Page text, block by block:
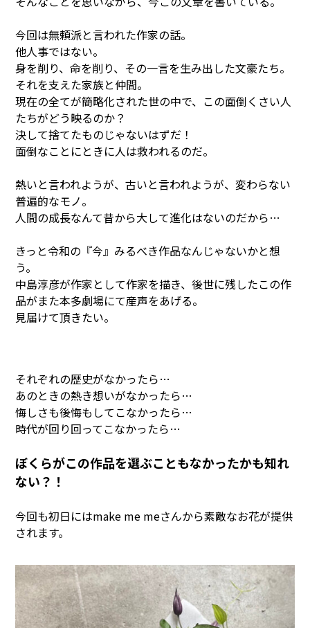
今回は無頼派と言われた作家の話。
他人事ではない。
身を削り、命を削り、その一言を生み出した文豪たち。
それを支えた家族と仲間。
現在の全てが簡略化された世の中で、この面倒くさい人
たちがどう映るのか？
決して捨てたものじゃないはずだ！
面倒なことにときに人は救われるのだ。
熱いと言われようが、古いと言われようが、変わらない
普遍的なモノ。
人間の成長なんて昔から大して進化はないのだから…
きっと令和の『今』みるべき作品なんじゃないかと想
う。
中島淳彦が作家として作家を描き、後世に残したこの作
品がまた本多劇場にて産声をあげる。
見届けて頂きたい。
それぞれの歴史がなかったら…
あのときの熱き想いがなかったら…
悔しさも後悔もしてこなかったら…
時代が回り回ってこなかったら…
ぼくらがこの作品を選ぶこともなかったかも知れ
ない？！
今回も初日にはmake me meさんから素敵なお花が提供
されます。